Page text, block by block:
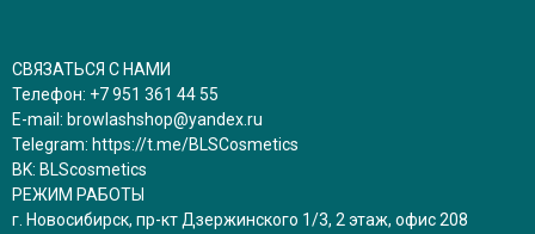
СВЯЗАТЬСЯ С НАМИ
Телефон: +7 951 361 44 55
E-mail: browlashshop@yandex.ru
Telegram: https://t.me/BLSCosmetics
BK: BLScosmetics
РЕЖИМ РАБОТЫ
г. Новосибирск, пр-кт Дзержинского 1/3, 2 этаж, офис 208